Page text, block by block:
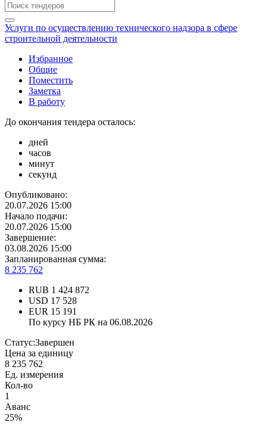
Услуги по осуществлению технического надзора в сфере
строительной деятельности
Избранное
Общие
Поместить
Заметка
В работу
До окончания тендера осталось:
дней
часов
минут
секунд
Опубликовано:
20.07.2026 15:00
Начало подачи:
20.07.2026 15:00
Завершение:
03.08.2026 15:00
Запланированная сумма:
8 235 762
RUB 1 424 872
USD 17 528
EUR 15 191
По курсу НБ РК на 06.08.2026
Статус:Завершен
Цена за единицу
8 235 762
Ед. измерения
Кол-во
1
Аванс
25%